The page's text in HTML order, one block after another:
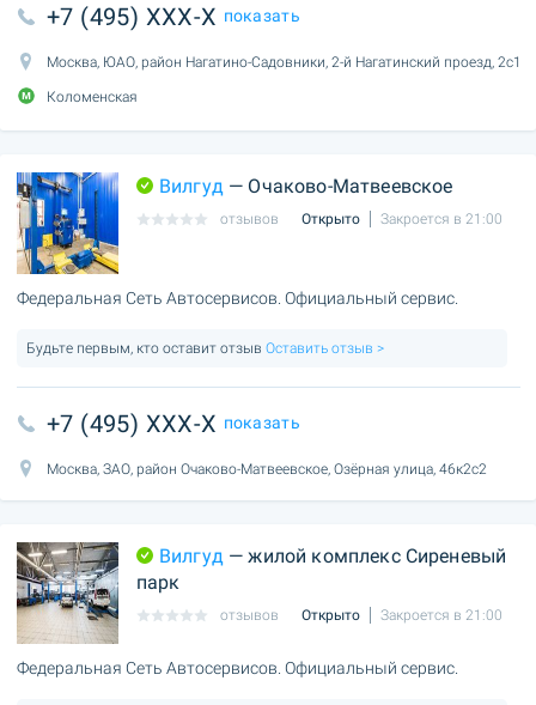
+7 (495) XXX-X показать
Москва, ЮАО, район Нагатино-Садовники, 2-й Нагатинский проезд, 2с1
Коломенская
Вилгуд — Очаково-Матвеевское
отзывов Открыто Закроется в 21:00
Федеральная Сеть Автосервисов. Официальный сервис.
Будьте первым, кто оставит отзыв Оставить отзыв >
+7 (495) XXX-X показать
Москва, ЗАО, район Очаково-Матвеевское, Озёрная улица, 46к2с2
Вилгуд — жилой комплекс Сиреневый
парк
отзывов Открыто Закроется в 21:00
Федеральная Сеть Автосервисов. Официальный сервис.